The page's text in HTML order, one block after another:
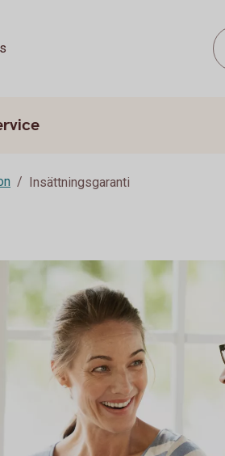
Insättningsgaranti